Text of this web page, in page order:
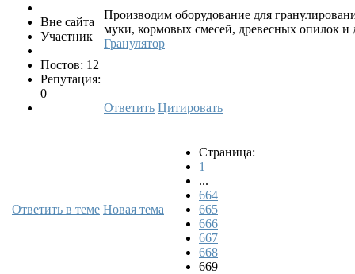
Вне сайта
Участник
Постов: 12
Репутация:
0
Производим оборудование для
муки, кормовых смесей, древесных опилок и
Гранулятор
Ответить Цитировать
Ответить в теме Новая тема
Страница:
1
...
664
665
666
667
668
669